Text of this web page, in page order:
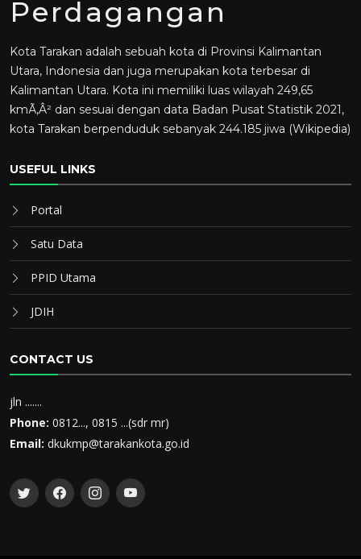
Perdagangan
Kota Tarakan adalah sebuah kota di Provinsi Kalimantan
Utara, Indonesia dan juga merupakan kota terbesar di
Kalimantan Utara. Kota ini memiliki luas wilayah 249,65
kmÃ‚Â² dan sesuai dengan data Badan Pusat Statistik 2021,
kota Tarakan berpenduduk sebanyak 244.185 jiwa (Wikipedia)
USEFUL LINKS
Portal
Satu Data
PPID Utama
JDIH
CONTACT US
jln .......
Phone: 0812..., 0815 ...(sdr mr)
Email: dkukmp@tarakankota.go.id